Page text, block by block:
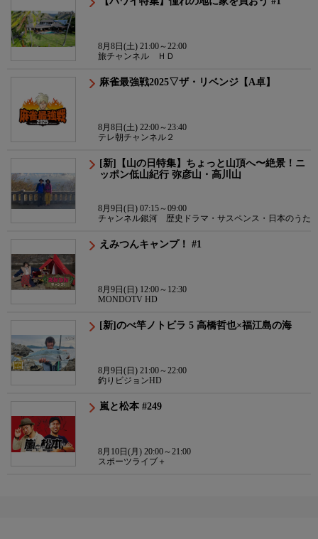
8月8日(土) 21:00～22:00
旅チャンネル ＨＤ
麻雀最強戦2025▽ザ・リベンジ【A卓】
8月8日(土) 22:00～23:40
テレ朝チャンネル２
[新]【山の日特集】ちょっと山頂へ〜絶景！ニ
ッポン低山紀行 弥彦山・高川山
8月9日(日) 07:15～09:00
チャンネル銀河 歴史ドラマ・サスペンス・日本のうた
えみつんキャンプ！ #1
8月9日(日) 12:00～12:30
MONDOTV HD
[新]のべ竿ノトビラ 5 高橋哲也×福江島の海
8月9日(日) 21:00～22:00
釣りビジョンHD
嵐と松本 #249
8月10日(月) 20:00～21:00
スポーツライブ＋